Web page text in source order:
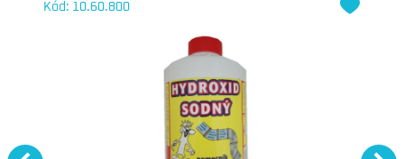
Kód: 10.60.800